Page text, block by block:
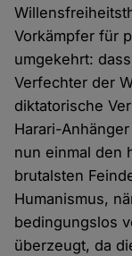
Vorkämpfer für
umgekehrt:
Verfechter der
diktatorische
Harari-
nun einmal den
brutalsten
Humanismus,
bedingungslos
überzeugt, da